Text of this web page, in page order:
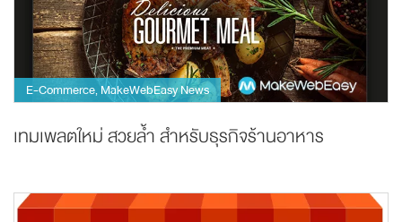
E-Commerce, MakeWebEasy News
เทมเพลตใหม่ สวยล้ำ สำหรับธุรกิจร้านอาหาร